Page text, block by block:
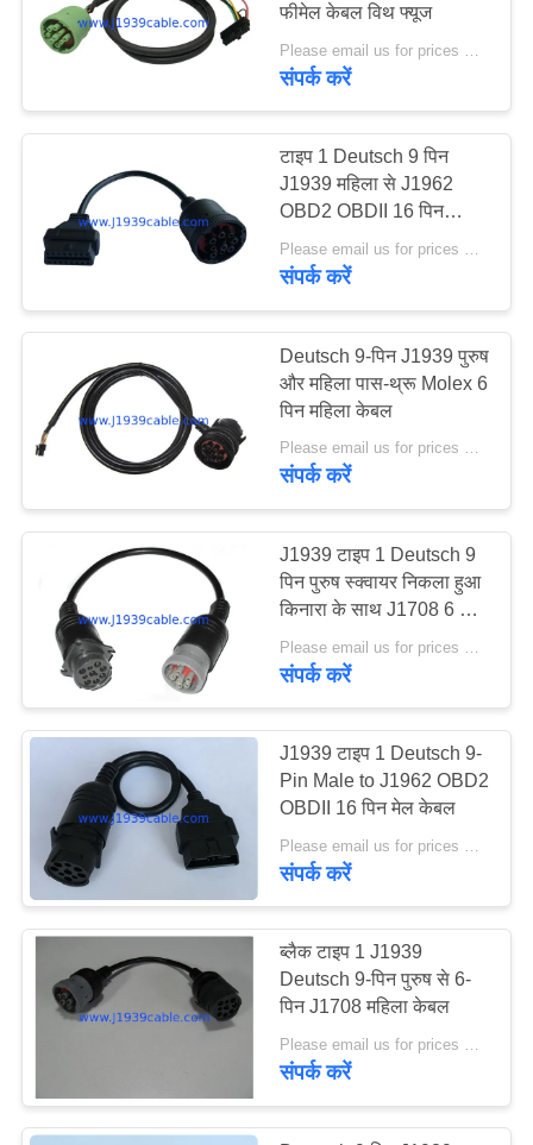
ओबीडी 2 वाई केबल
16 पिन ओबीडी 2
कनेक्टर
ओबीडी 2 संलग्नक
49
कार ओबीडी केबल
10
CAT 9 पिन और 14 पिन
9
फीमेल केबल विथ फ्यूज
Please email us for prices MOQ:100 पीसी
संपर्क करें
टाइप 1 Deutsch 9 पिन
J1939 महिला से J1962
OBD2 OBDII 16 पिन
महिला केबल
Please email us for prices MOQ:100 पीसी
संपर्क करें
Deutsch 9-पिन J1939 पुरुष
और महिला पास-थ्रू Molex 6
पिन महिला केबल
Please email us for prices MOQ:100 पीसी
संपर्क करें
J1939 टाइप 1 Deutsch 9
पिन पुरुष स्क्वायर निकला हुआ
किनारा के साथ J1708 6 पिन
महिला केबल
संपर्क करें
J1939 टाइप 1 Deutsch 9-
Pin Male to J1962 OBD2
OBDII 16 पिन मेल केबल
संपर्क करें
ब्लैक टाइप 1 J1939
Deutsch 9-पिन पुरुष से 6-
पिन J1708 महिला केबल
Please email us for prices MOQ:100 पीसी
संपर्क करें